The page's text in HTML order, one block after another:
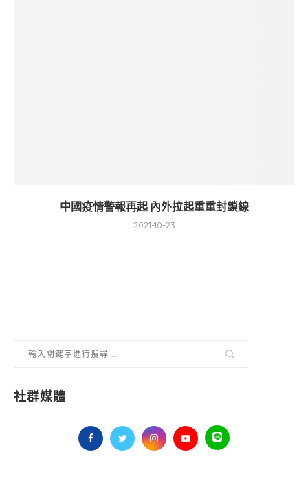
中國疫情警報再起 內外拉起重重封鎖線
2021-10-23
社群媒體